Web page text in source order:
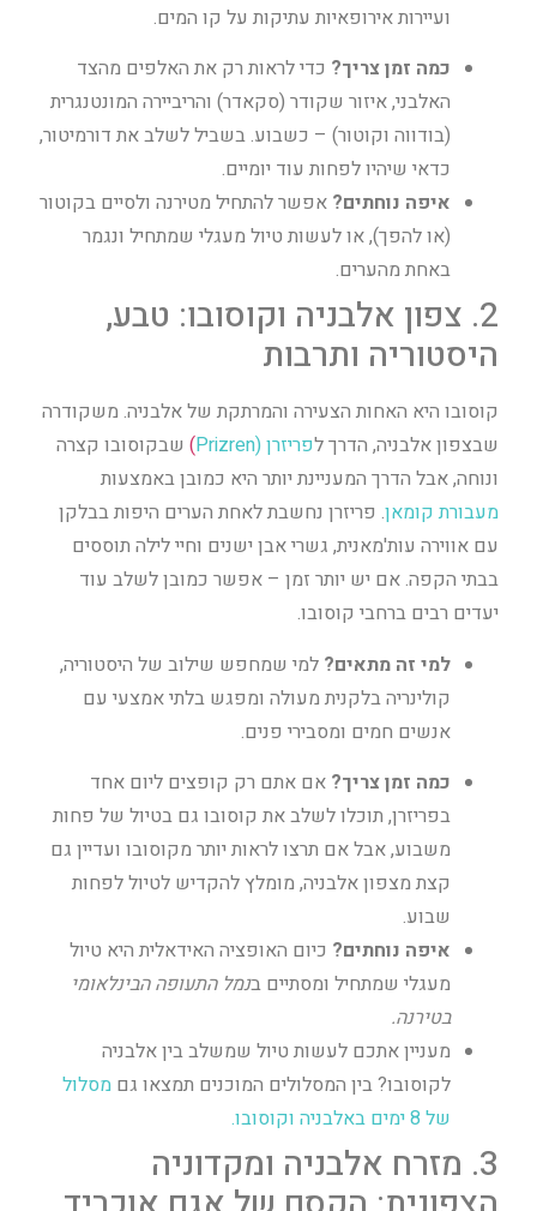
ועיירות אירופאיות עתיקות על קו המים.
כמה זמן צריך? כדי לראות רק את האלפים מהצד
האלבני, איזור שקודר (סקאדר) והריביירה המונטנגרית
(בודווה וקוטור) – כשבוע. בשביל לשלב את דורמיטור,
כדאי שיהיו לפחות עוד יומיים.
איפה נוחתים? אפשר להתחיל מטירנה ולסיים בקוטור
(או להפך), או לעשות טיול מעגלי שמתחיל ונגמר
באחת מהערים.
2. צפון אלבניה וקוסובו: טבע,
היסטוריה ותרבות
קוסובו היא האחות הצעירה והמרתקת של אלבניה. משקודרה
שבצפון אלבניה, הדרך לפריזרן (Prizren ) שבקוסובו קצרה
ונוחה, אבל הדרך המעניינת יותר היא כמובן באמצעות
מעבורת קומאן. פריזרן נחשבת לאחת הערים היפות בבלקן
עם אווירה עות'מאנית, גשרי אבן ישנים וחיי לילה תוססים
בבתי הקפה. אם יש יותר זמן – אפשר כמובן לשלב עוד
יעדים רבים ברחבי קוסובו.
למי זה מתאים? למי שמחפש שילוב של היסטוריה,
קולינריה בלקנית מעולה ומפגש בלתי אמצעי עם
אנשים חמים ומסבירי פנים.
כמה זמן צריך?אם אתם רק קופצים ליום אחד
בפריזרן, תוכלו לשלב את קוסובו גם בטיול של פחות
משבוע, אבל אם תרצו לראות יותר מקוסובו ועדיין גם
קצת מצפון אלבניה, מומלץ להקדיש לטיול לפחות
שבוע.
איפה נוחתים? כיום האופציה האידאלית היא טיול
מעגלי שמתחיל ומסתיים בנמל התעופה הבינלאומי
בטירנה.
מעניין אתכם לעשות טיול שמשלב בין אלבניה
לקוסובו? בין המסלולים המוכנים תמצאו גםמסלול
של 8 ימים באלבניה וקוסובו.
3. מזרח אלבניה ומקדוניה